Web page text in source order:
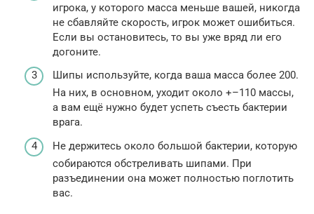
игрока, у которого масса меньше вашей, никогда
не сбавляйте скорость, игрок может ошибиться.
Если вы остановитесь, то вы уже вряд ли его
догоните.
Шипы используйте, когда ваша масса более 200.
На них, в основном, уходит около +–110 массы,
а вам ещё нужно будет успеть съесть бактерии
врага.
Не держитесь около большой бактерии, которую
собираются обстреливать шипами. При
разъединении она может полностью поглотить
вас.